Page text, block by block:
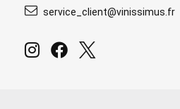
service_client@vinissimus.fr